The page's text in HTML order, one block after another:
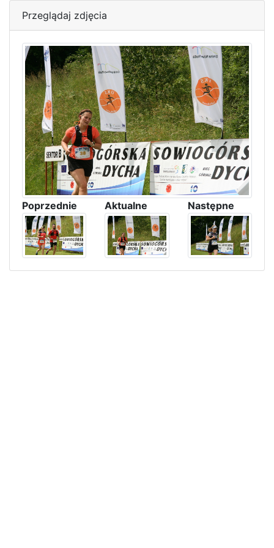
Przeglądaj zdjęcia
Poprzednie Aktualne Następne